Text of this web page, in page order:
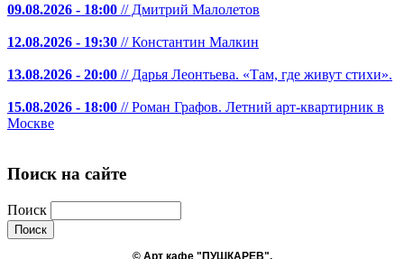
09.08.2026 - 18:00 // Дмитрий Малолетов
12.08.2026 - 19:30 // Константин Малкин
13.08.2026 - 20:00 // Дарья Леонтьева. «Там, где живут стихи».
15.08.2026 - 18:00 // Роман Графов. Летний арт-квартирник в
Москве
Поиск на сайте
Поиск
© Арт кафе "ПУШКАРE̤В".